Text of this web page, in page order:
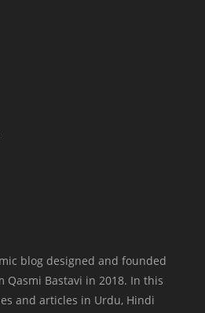
blog designed and founded
Qasmi Bastavi in 2018. In this
and articles in Urdu, Hindi